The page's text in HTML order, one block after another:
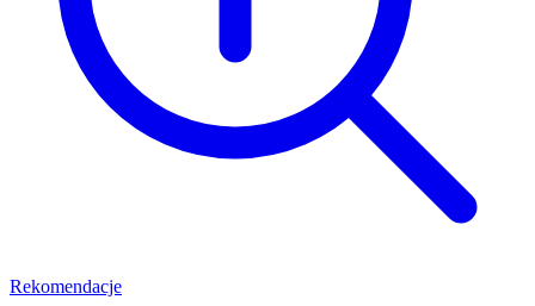
Rekomendacje